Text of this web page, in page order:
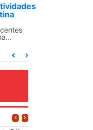
Dia de
Cuba em
e o